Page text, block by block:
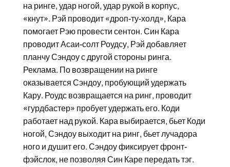
на ринге, удар ногой, удар рукой в корпус,
«кнут». Рэй проводит «дроп-ту-холд», Кара
помогает Рэю провести сентон. Син Кара
проводит Асаи-солт Роудсу, Рэй добавляет
планчу Сэндоу с другой стороны ринга.
Реклама. По возвращении на ринге
оказывается Сэндоу, пробующий удержать
Кару. Роудс возвращается на ринг, проводит
«гурдбастер» пробует удержать его. Коди
работает над рукой. Кара выбирается, бьет Коди
ногой, Сэндоу выходит на ринг, бьет лучадора
ного и душит его. Сэндоу фиксирует фронт-
фэйслок, не позволяя Син Каре передать тэг.